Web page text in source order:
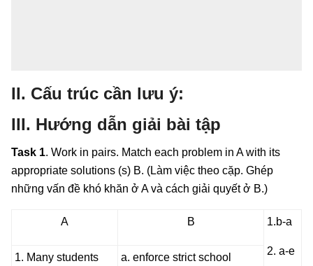
II. Cấu trúc cần lưu ý:
III. Hướng dẫn giải bài tập
Task 1. Work in pairs. Match each problem in A with its
appropriate solutions (s) B. (Làm việc theo cặp. Ghép
những vấn đề khó khăn ở A và cách giải quyết ở B.)
A B 1.b-a
2. a-e
1. Many students
a. enforce strict school